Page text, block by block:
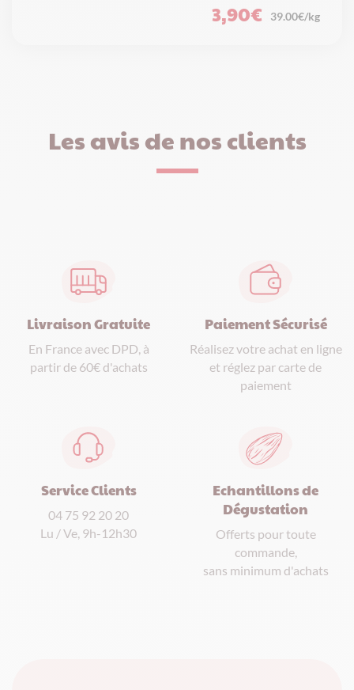
3,90€ 39.00€/kg
Les avis de nos clients
Livraison Gratuite
En France avec DPD, à
partir de 60€ d'achats
Paiement Sécurisé
Réalisez votre achat en ligne
et réglez par carte de
paiement
Service Clients
04 75 92 20 20
Lu / Ve, 9h-12h30
Echantillons de
Dégustation
Offerts pour toute
commande,
sans minimum d'achats